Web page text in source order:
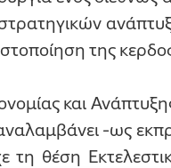
της
και
-ως
θέση